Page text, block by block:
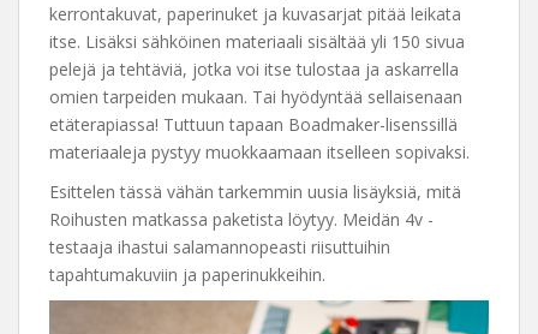
kerrontakuvat, paperinuket ja kuvasarjat pitää leikata
itse. Lisäksi sähköinen materiaali sisältää yli 150 sivua
pelejä ja tehtäviä, jotka voi itse tulostaa ja askarrella
omien tarpeiden mukaan. Tai hyödyntää sellaisenaan
etäterapiassa! Tuttuun tapaan Boadmaker-lisenssillä
materiaaleja pystyy muokkaamaan itselleen sopivaksi.
Esittelen tässä vähän tarkemmin uusia lisäyksiä, mitä
Roihusten matkassa paketista löytyy. Meidän 4v -
testaaja ihastui salamannopeasti riisuttuihin
tapahtumakuviin ja paperinukkeihin.